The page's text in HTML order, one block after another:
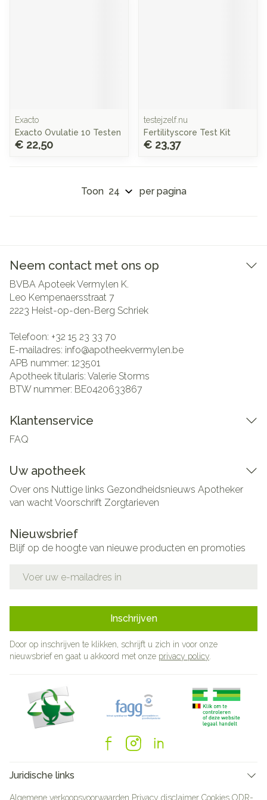
Exacto
Exacto Ovulatie 10 Testen
€ 22,50
testejzelf.nu
Fertilityscore Test Kit
€ 23,37
Toon per pagina
Neem contact met ons op
BVBA Apoteek Vermylen K.
Leo Kempenaersstraat 7
2223 Heist-op-den-Berg Schriek
Telefoon: +32 15 23 33 70
E-mailadres: info@apotheekvermylen.be
APB nummer: 123501
Apotheek titularis: Valerie Storms
BTW nummer: BE0420633867
Klantenservice
FAQ
Uw apotheek
Over ons Nuttige links Gezondheidsnieuws Apotheker
van wachtVoorschrift Zorgtarieven
Nieuwsbrief
Blijf op de hoogte van nieuwe producten en promoties
Inschrijven
Door op inschrijven te klikken, schrijft u zich in voor onze
nieuwsbrief en gaat u akkoord met onze privacy policy
Juridische links
Algemene verkoopsvoorwaarden Privacy disclaimer Cookies ODR-